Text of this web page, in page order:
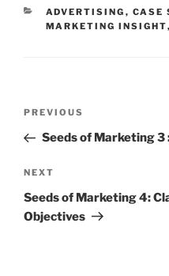
ADVERTISING , CASE
MARKETING INSIGHT,
PREVIOUS
Seeds of Marketing 3
NEXT
Seeds of Marketing 4:
Objectives